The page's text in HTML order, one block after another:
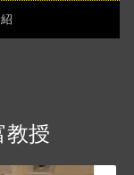
教授